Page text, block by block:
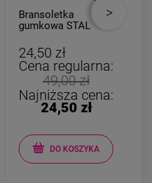
Bransoletka
gumkowa STAL
perełki serce
24,50 zł
Cena regularna:
49,00 zł
Najniższa cena:
24,50 zł
DO KOSZYKA